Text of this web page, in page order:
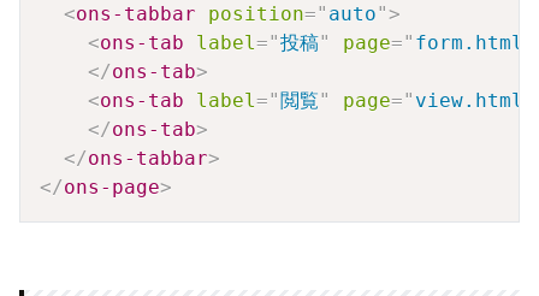
<ons-tabbar position=" auto">
<ons-tab label="投稿" page=" form.html
</ons-tab>
<ons-tab label="閲覧" page=" view.html
</ons-tab>
</ons-tabbar>
</ons-page>